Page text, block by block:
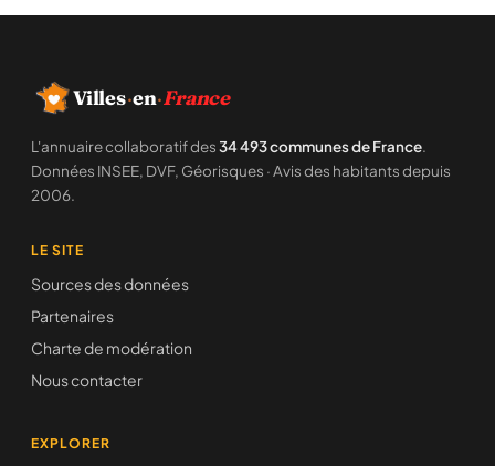
Villes·en·France
L'annuaire collaboratif des34 493 communes de France.
Données INSEE, DVF, Géorisques · Avis des habitants depuis
2006.
LE SITE
Sources des données
Partenaires
Charte de modération
Nous contacter
EXPLORER